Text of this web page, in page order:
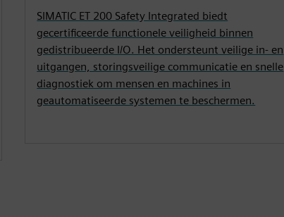
SIMATIC ET 200 Safety Integrated biedt
gecertificeerde functionele veiligheid binnen
gedistribueerde I/O. Het ondersteunt veilige in- en
uitgangen, storingsveilige communicatie en snelle
diagnostiek om mensen en machines in
geautomatiseerde systemen te beschermen.